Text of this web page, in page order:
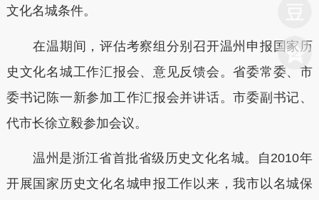
文化名城条件。
在温期间，评估考察组分别召开温州申报国家历
史文化名城工作汇报会、意见反馈会。省委常委、市
委书记陈一新参加工作汇报会并讲话。市委副书记、
代市长徐立毅参加会议。
温州是浙江省首批省级历史文化名城。自2010年
开展国家历史文化名城申报工作以来，我市以名城保